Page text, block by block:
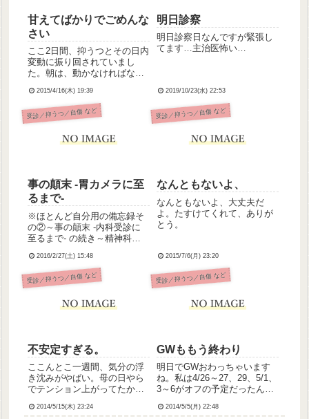
甘えてばかりでごめんな
さい
ここ2日間、抑うつとその日内
変動に振り回されていまし
た。朝は、動かなければなら
支度すらできない。勤務先に
電話連絡することさえでき
ず、総師長にメールを打つの
と身体が軽くなり、「明日こ
2015/4/16(木) 19:39
明日診察
明日診察日なんですが緊張し
てます…主治医怖い…
2019/10/23(水) 22:53
受診／抑うつ／自傷 など
事の顛末 -胃カメラに至
るまで-
※ほとんど自分用の備忘録そ
の②～事の顛末 -内科受診に
至るまで- の続き～精神科か
と乾性咳嗽については、一応
インフルエンザの検査をする
が結果はマイナス。喉頭を視
常所見はなし。(たぶんやっ
2016/2/27(土) 15:48
受診／抑うつ／自傷 など
なんともないよ、
なんともないよ、大丈夫だ
よ。たすけてくれて、ありが
とう。
2015/7/6(月) 23:20
受診／抑うつ／自傷 など
不安定すぎる。
ここんとこ一週間、気分の浮
き沈みがやばい。母の日やら
でテンション上がってたかと
の感情失禁。「流涙」なんて
2014/5/15(木) 23:24
受診／抑うつ／自傷 など
GWももう終わり
明日でGWおわっちゃいます
ね。私は4/26～27、29、5/1、
3～6がオフの予定だったんで
てかもはや欠勤)したため、
2014/5/5(月) 22:48